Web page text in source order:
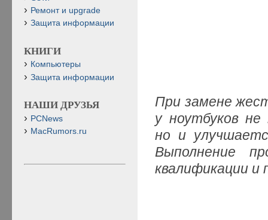
При замене
у ноутбуков не
но и
Выполнение
квалификации и
Ремонт и upgrade
Защита информации
КНИГИ
Компьютеры
Защита информации
НАШИ ДРУЗЬЯ
PCNews
MacRumors.ru